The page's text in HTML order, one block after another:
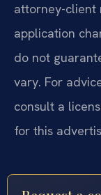
attorney-client
application
do not
vary. For
consult a
for this